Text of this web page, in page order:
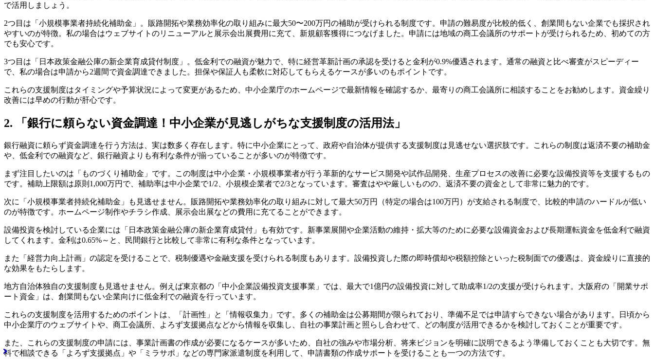
で活用しましょう。
2つ目は「小規模事業者持続化補助金」。販路開拓や業務効率化の取り組みに最大50〜200万円の補助が受けられる制度です。申請の難易度が比較的低く、創業間もない企業でも採択され
やすいのが特徴。私の場合はウェブサイトのリニューアルと展示会出展費用に充て、新規顧客獲得につなげました。申請には地域の商工会議所のサポートが受けられるため、初めての方
でも安心です。
3つ目は「日本政策金融公庫の新企業育成貸付制度」。低金利での融資が魅力で、特に経営革新計画の承認を受けると金利が0.9%優遇されます。通常の融資と比べ審査がスピーディー
で、私の場合は申請から2週間で資金調達できました。担保や保証人も柔軟に対応してもらえるケースが多いのもポイントです。
これらの支援制度はタイミングや予算状況によって変更があるため、中小企業庁のホームページで最新情報を確認するか、最寄りの商工会議所に相談することをお勧めします。資金繰り
改善には早めの行動が肝心です。
2. 「銀行に頼らない資金調達！中小企業が見逃しがちな支援制度の活用法」
銀行融資に頼らず資金調達を行う方法は、実は数多く存在します。特に中小企業にとって、政府や自治体が提供する支援制度は見逃せない選択肢です。これらの制度は返済不要の補助金
や、低金利での融資など、銀行融資よりも有利な条件が揃っていることが多いのが特徴です。
まず注目したいのは「ものづくり補助金」です。この制度は中小企業・小規模事業者が行う革新的なサービス開発や試作品開発、生産プロセスの改善に必要な設備投資等を支援するもの
です。補助上限額は原則1,000万円で、補助率は中小企業で1/2、小規模企業者で2/3となっています。審査はやや厳しいものの、返済不要の資金として非常に魅力的です。
次に「小規模事業者持続化補助金」も見逃せません。販路開拓や業務効率化の取り組みに対して最大50万円（特定の場合は100万円）が支給される制度で、比較的申請のハードルが低い
のが特徴です。ホームページ制作やチラシ作成、展示会出展などの費用に充てることができます。
設備投資を検討している企業には「日本政策金融公庫の新企業育成貸付」も有効です。新事業展開や企業活動の維持・拡大等のために必要な設備資金および長期運転資金を低金利で融資
してくれます。金利は0.65%～と、民間銀行と比較して非常に有利な条件となっています。
また「経営力向上計画」の認定を受けることで、税制優遇や金融支援を受けられる制度もあります。設備投資した際の即時償却や税額控除といった税制面での優遇は、資金繰りに直接的
な効果をもたらします。
地方自治体独自の支援制度も見逃せません。例えば東京都の「中小企業設備投資支援事業」では、最大で1億円の設備投資に対して助成率1/2の支援が受けられます。大阪府の「開業サポ
ート資金」は、創業間もない企業向けに低金利での融資を行っています。
これらの支援制度を活用するためのポイントは、「計画性」と「情報収集力」です。多くの補助金は公募期間が限られており、準備不足では申請すらできない場合があります。日頃から
中小企業庁のウェブサイトや、商工会議所、よろず支援拠点などから情報を収集し、自社の事業計画と照らし合わせて、どの制度が活用できるかを検討しておくことが重要です。
また、これらの支援制度の申請には、事業計画書の作成が必要になるケースが多いため、自社の強みや市場分析、将来ビジョンを明確に説明できるよう準備しておくことも大切です。無
料で相談できる「よろず支援拠点」や「ミラサポ」などの専門家派遣制度を利用して、申請書類の作成サポートを受けることも一つの方法です。